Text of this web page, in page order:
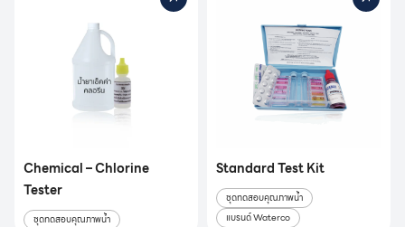
Chemical – Chlorine
Tester
ชุดทดสอบคุณภาพน้ำ
Standard Test Kit
ชุดทดสอบคุณภาพน้ำ
แบรนด์ Waterco